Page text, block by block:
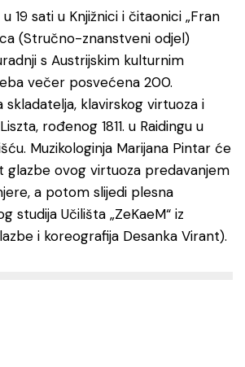
u 19 sati u Knjižnici i čitaonici „Fran
(Stručno-znanstveni odjel)
s Austrijskim kulturnim
večer posvećena 200.
klavirskog virtuoza i
rođenog 1811. u Raidingu u
Muzikologinja Marijana Pintar će
glazbe ovog virtuoza predavanjem
a potom slijedi plesna
studija Učilišta „ZeKaeM“ iz
i koreografija Desanka Virant).